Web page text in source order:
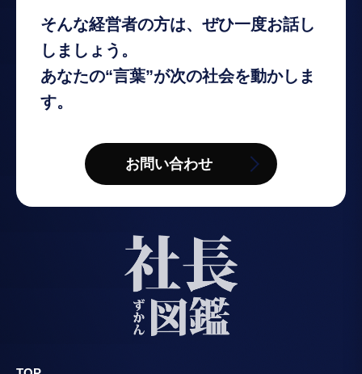
そんな経営者の方は、ぜひ一度お話し
しましょう。
あなたの“言葉”が次の社会を動かしま
す。
お問い合わせ